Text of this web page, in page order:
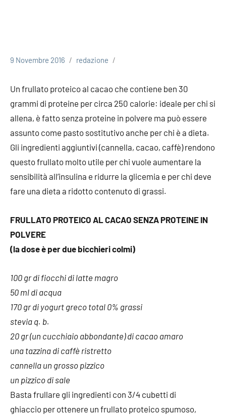
9 Novembre 2016 redazione
Un frullato proteico al cacao che contiene ben 30
grammi di proteine per circa 250 calorie: ideale per chi si
allena, è fatto senza proteine in polvere ma può essere
assunto come pasto sostitutivo anche per chi è a dieta.
Gli ingredienti aggiuntivi (cannella, cacao, caffè) rendono
questo frullato molto utile per chi vuole aumentare la
sensibilità all’insulina e ridurre la glicemia e per chi deve
fare una dieta a ridotto contenuto di grassi.
FRULLATO PROTEICO AL CACAO SENZA PROTEINE IN
POLVERE
(la dose è per due bicchieri colmi)
100 gr di fiocchi di latte magro
50 ml di acqua
170 gr di yogurt greco total 0% grassi
stevia q. b.
20 gr (un cucchiaio abbondante) di cacao amaro
una tazzina di caffè ristretto
cannella un grosso pizzico
un pizzico di sale
Basta frullare gli ingredienti con 3/4 cubetti di
ghiaccio per ottenere un frullato proteico spumoso,